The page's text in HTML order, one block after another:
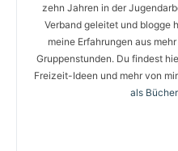
zehn Jahren in der
Verband geleitet und blogge
meine Erfahrungen aus
Gruppenstunden. Du findest
Freizeit-Ideen und mehr von
als Bücher